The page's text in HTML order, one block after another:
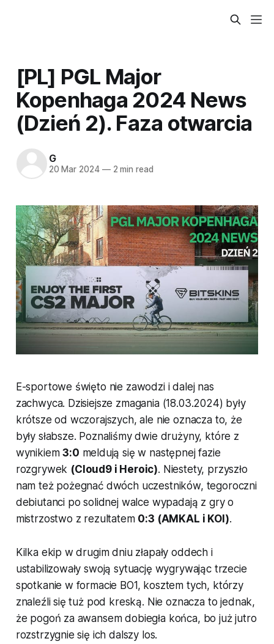
[PL] PGL Major
Kopenhaga 2024 News
(Dzień 2). Faza otwarcia
G
20 Mar 2024 —2 min read
E-sportowe święto nie zawodzi i dalej nas
zachwyca. Dzisiejsze zmagania (18.03.2024) były
krótsze od wczorajszych, ale nie oznacza to, że
były słabsze. Poznaliśmy dwie drużyny, które z
wynikiem3:0 meldują się w następnej fazie
rozgrywek (Cloud9 i Heroic). Niestety, przyszło
nam też pożegnać dwóch uczestników, tegoroczni
debiutanci po solidnej walce wypadają z gry o
mistrzostwo z rezultatem 0:3 (AMKAL i KOI).
Kilka ekip w drugim dniu złapały oddech i
ustabilizowały swoją sytuację wygrywając trzecie
spotkanie w formacie BO1, kosztem tych, którzy
znaleźli się tuż pod kreską. Nie oznacza to jednak,
że pogoń za awansem dobiegła końca, bo już jutro
rozstrzygnie się ich dalszy los.